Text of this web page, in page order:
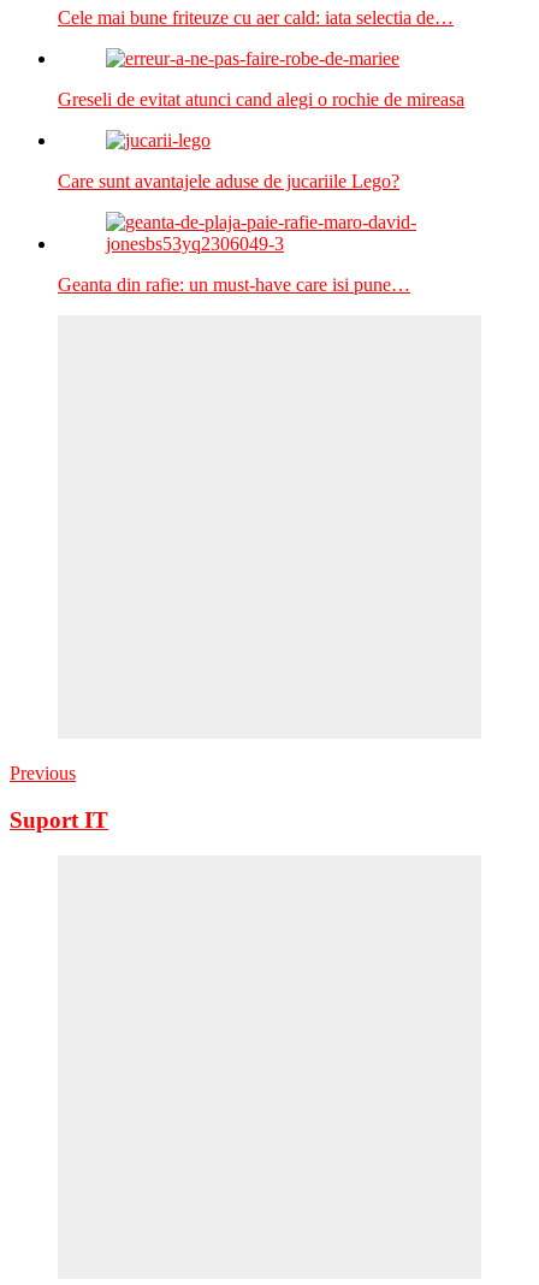
Cele mai bune friteuze cu aer cald: iata selectia de…
Greseli de evitat atunci cand alegi o rochie de mireasa
Care sunt avantajele aduse de jucariile Lego?
Geanta din rafie: un must-have care isi pune…
Previous
Suport IT